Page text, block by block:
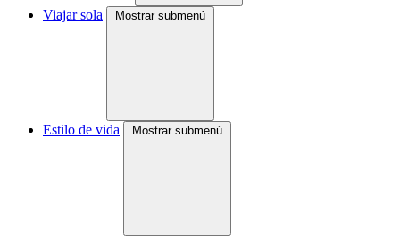
Viajar sola Mostrar submenú
Estilo de vida Mostrar submenú